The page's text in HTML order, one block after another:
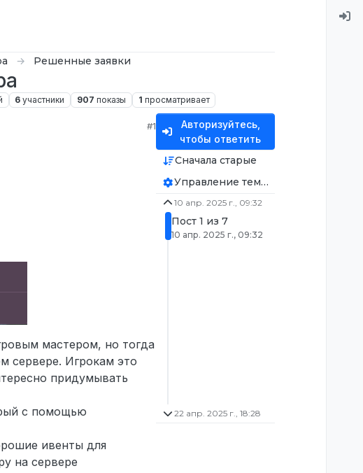
Решенные заявки
6 участники 907 показы 1 просматривает
#1
мастером, но тогда
сервере. Игрокам это
придумывать
с помощью
ивенты для
на сервере
Авторизуйтесь,
чтобы ответить
Сначала старые
Управление темой
10 апр. 2025 г., 09:32
Пост 1 из 7
10 апр. 2025 г., 09:32
22 апр. 2025 г., 18:28